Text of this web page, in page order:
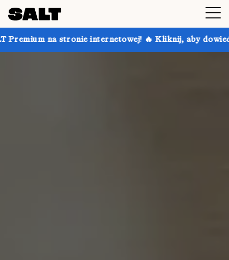
internetowej! 🔥 Kliknij, aby dowiedzieć się więcej